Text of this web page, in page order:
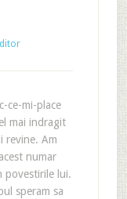
ce-mi-place
mai indragit
revine. Am
numar
povestirile lui.
speram sa